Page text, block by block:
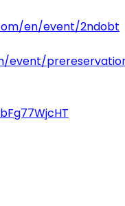
en/event/2ndobt
event/